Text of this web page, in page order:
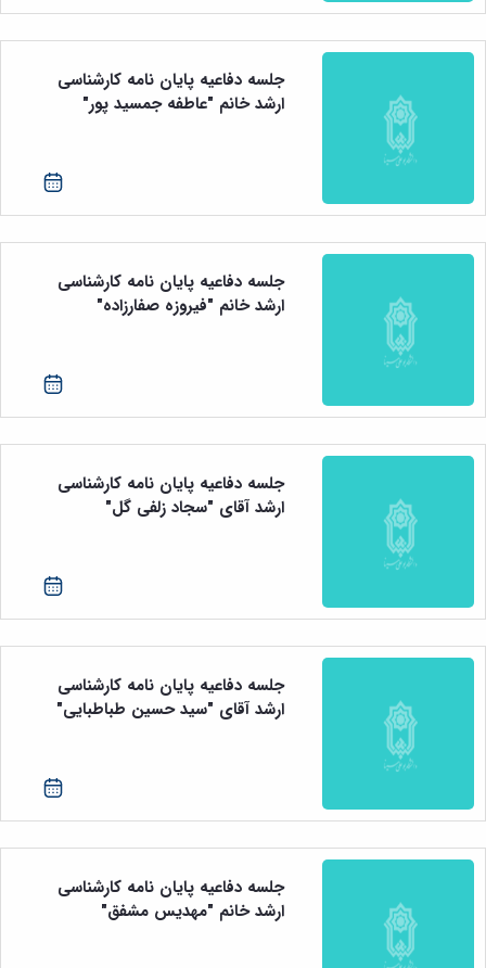
جلسه دفاعیه پایان نامه کارشناسی
ارشد خانم "عاطفه جمسید پور"
جلسه دفاعیه پایان نامه کارشناسی
ارشد خانم "فیروزه صفارزاده"
جلسه دفاعیه پایان نامه کارشناسی
ارشد آقای "سجاد زلفی گل"
جلسه دفاعیه پایان نامه کارشناسی
ارشد آقای "سید حسین طباطبایی"
جلسه دفاعیه پایان نامه کارشناسی
ارشد خانم "مهدیس مشفق"